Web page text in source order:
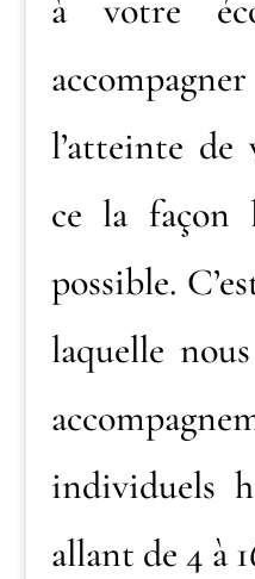
à votre
l’atteinte
ce la façon
possible.
laquelle
individuels
allant de 4 à